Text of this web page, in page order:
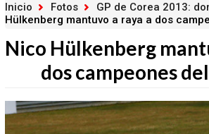
Inicio
Fotos GP de Corea 2013:
Hülkenberg mantuvo a raya a dos
Nico Hülkenberg
dos campeones